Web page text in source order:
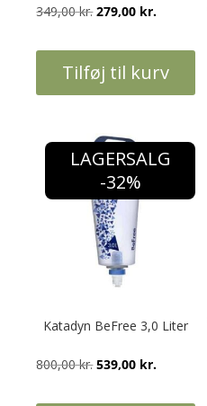
349,00kr.Den
var:
279,00 kr.
er:
Tilføj til kurv
LAGERSALG
-32%
Katadyn BeFree 3,0 Liter
800,00kr.Den
539,00 kr.Den